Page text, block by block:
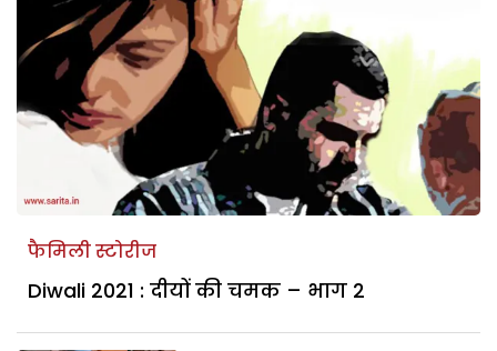
फैमिली स्टोरीज
Diwali 2021 : दीयों की चमक – भाग 2